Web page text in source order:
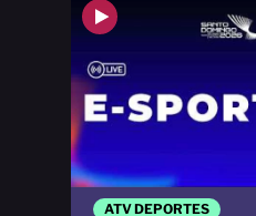
ATV DEPORTES